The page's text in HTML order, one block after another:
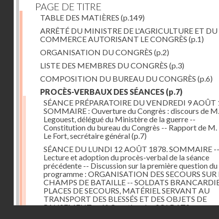
PAGE DE TITRE
TABLE DES MATIÈRES (p.149)
ARRÊTÉ DU MINISTRE DE L'AGRICULTURE ET DU
COMMERCE AUTORISANT LE CONGRÈS (p.1)
ORGANISATION DU CONGRÈS (p.2)
LISTE DES MEMBRES DU CONGRÈS (p.3)
COMPOSITION DU BUREAU DU CONGRÈS (p.6)
PROCÈS-VERBAUX DES SÉANCES (p.7)
SÉANCE PRÉPARATOIRE DU VENDREDI 9 AOÛT
SOMMAIRE : Ouverture du Congrès : discours de
Legouest, délégué du Ministère de la guerre --
Constitution du bureau du Congrès -- Rapport de M.
Le Fort, secrétaire général(p.7)
SÉANCE DU LUNDI 12 AOÛT 1878. SOMMAIRE --
Lecture et adoption du procès-verbal de la séance
précédente -- Discussion sur la première question du
programme : ORGANISATION DES SECOURS SUR
CHAMPS DE BATAILLE -- SOLDATS
PLACES DE SECOURS, MATÉRIEL SERVANT AU
TRANSPORT DES BLESSÉS ET DES OBJETS DE
PANSEMENT -- 1° Question des SOLDATS